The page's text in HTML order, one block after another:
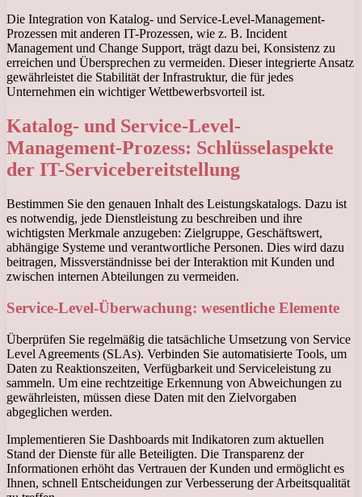
Die Integration von Katalog- und Service-Level-Management-
Prozessen mit anderen IT-Prozessen, wie z. B. Incident
Management und Change Support, trägt dazu bei, Konsistenz zu
erreichen und Übersprechen zu vermeiden. Dieser integrierte Ansatz
gewährleistet die Stabilität der Infrastruktur, die für jedes
Unternehmen ein wichtiger Wettbewerbsvorteil ist.
Katalog- und Service-Level-
Management-Prozess: Schlüsselaspekte
der IT-Servicebereitstellung
Bestimmen Sie den genauen Inhalt des Leistungskatalogs. Dazu ist
es notwendig, jede Dienstleistung zu beschreiben und ihre
wichtigsten Merkmale anzugeben: Zielgruppe, Geschäftswert,
abhängige Systeme und verantwortliche Personen. Dies wird dazu
beitragen, Missverständnisse bei der Interaktion mit Kunden und
zwischen internen Abteilungen zu vermeiden.
Service-Level-Überwachung: wesentliche Elemente
Überprüfen Sie regelmäßig die tatsächliche Umsetzung von Service
Level Agreements (SLAs). Verbinden Sie automatisierte Tools, um
Daten zu Reaktionszeiten, Verfügbarkeit und Serviceleistung zu
sammeln. Um eine rechtzeitige Erkennung von Abweichungen zu
gewährleisten, müssen diese Daten mit den Zielvorgaben
abgeglichen werden.
Implementieren Sie Dashboards mit Indikatoren zum aktuellen
Stand der Dienste für alle Beteiligten. Die Transparenz der
Informationen erhöht das Vertrauen der Kunden und ermöglicht es
Ihnen, schnell Entscheidungen zur Verbesserung der Arbeitsqualität